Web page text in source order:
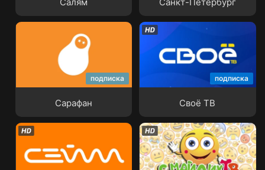
Салям Санкт-Петербург
подписка
Сарафан
подписка
Своё ТВ